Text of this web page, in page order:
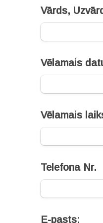
Vārds,
Vēlamais
Vēlamais
Telefona Nr.
E-pasts: